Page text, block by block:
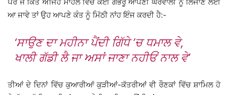
ਆ ਜਾਵੇ ਤਾਂ ਉਹ ਆਪਣੇ ਕੰਤ ਨੂੰ ਮਿੱਠੀ ਨਾਂਹ ਇੰਜ ਕਰਦੀ ਹੈ:-
‘ਸਾਉਣ ਦਾ ਮਹੀਨਾ ਪੈਂਦੀ ਗਿੱਧੇ ’ਚ ਧਮਾਲ ਵੇ,
ਖਾਲੀ ਗੱਡੀ ਲੈ ਜਾ ਅਸਾਂ ਜਾਣਾ ਨਹੀਓਂ ਨਾਲ ਵੇ’
ਤੀਆਂ ਦੇ ਦਿਨਾਂ ਵਿੱਚ ਕੁਆਰੀਆਂ ਕੁੜੀਆਂ-ਕੱਤਰੀਆਂ ਵੀ ਰੌਣਕਾਂ ਵਿੱਚ ਸ਼ਾਮਿਲ ਹੋ